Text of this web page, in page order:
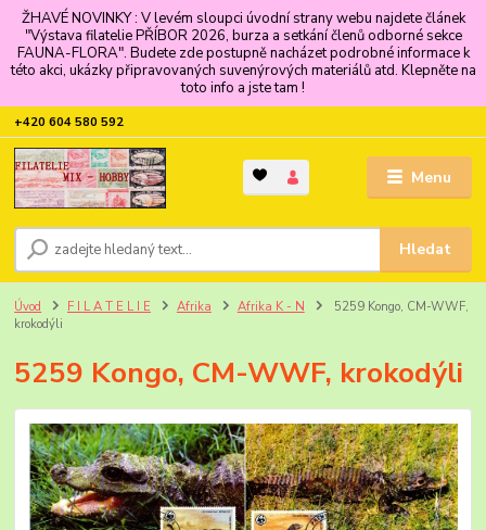
ŽHAVÉ NOVINKY : V levém sloupci úvodní strany webu najdete článek
"Výstava filatelie PŘÍBOR 2026, burza a setkání členů odborné sekce
FAUNA-FLORA". Budete zde postupně nacházet podrobné informace k
této akci, ukázky připravovaných suvenýrových materiálů atd. Klepněte na
toto info a jste tam !
Menu
Hledat
+420 604 580 592
Úvod F I L A T E L I E Afrika Afrika K - N
5259 Kongo, CM-WWF,
krokodýli
5259 Kongo, CM-WWF, krokodýli